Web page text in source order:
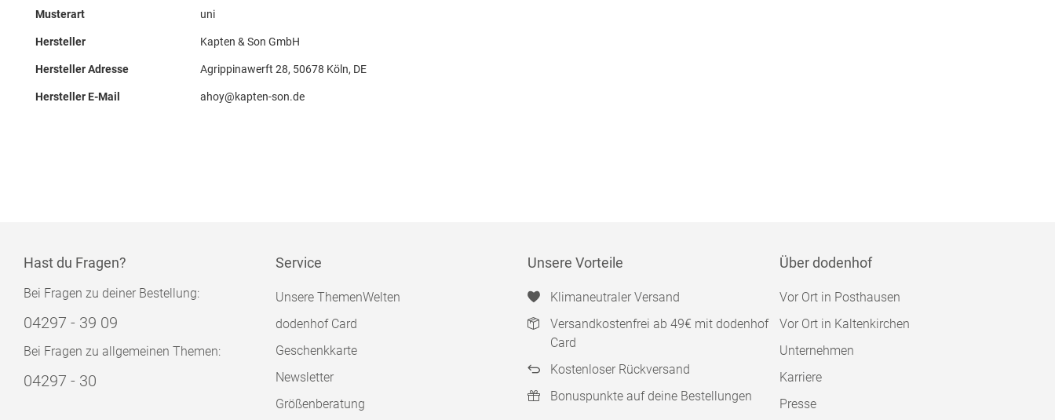
Musterart uni
Hersteller Kapten & Son GmbH
Hersteller Adresse Agrippinawerft 28, 50678 Köln, DE
Hersteller E-Mail ahoy@kapten-son.de
Hast du Fragen?
Bei Fragen zu deiner Bestellung:
04297 - 39 09
Bei Fragen zu allgemeinen Themen:
04297 - 30
Service
Unsere ThemenWelten
dodenhof Card
Geschenkkarte
Newsletter
Größenberatung
Unsere Vorteile
Klimaneutraler Versand
Versandkostenfrei ab 49€ mit dodenhof
Card
Kostenloser Rückversand
Bonuspunkte auf deine Bestellungen
Über dodenhof
Vor Ort in Posthausen
Vor Ort in Kaltenkirchen
Unternehmen
Karriere
Presse